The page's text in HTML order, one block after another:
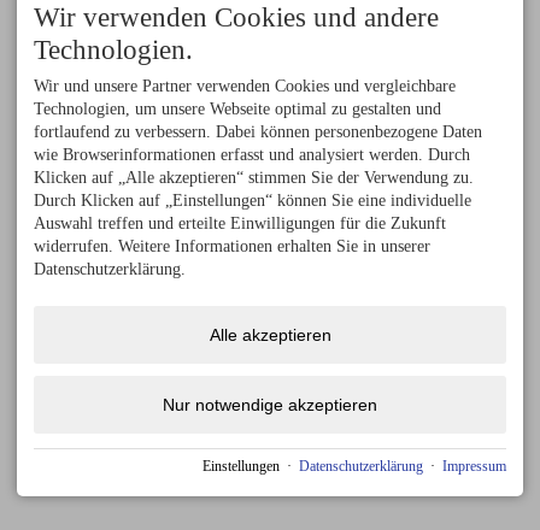
Wir verwenden Cookies und andere
Technologien.
Wir und unsere Partner verwenden Cookies und vergleichbare
Technologien, um unsere Webseite optimal zu gestalten und
fortlaufend zu verbessern. Dabei können personenbezogene Daten
wie Browserinformationen erfasst und analysiert werden. Durch
Klicken auf „Alle akzeptieren“ stimmen Sie der Verwendung zu.
Durch Klicken auf „Einstellungen“ können Sie eine individuelle
Auswahl treffen und erteilte Einwilligungen für die Zukunft
widerrufen. Weitere Informationen erhalten Sie in unserer
Datenschutzerklärung.
Alle akzeptieren
Nur notwendige akzeptieren
Einstellungen · Datenschutzerklärung · Impressum